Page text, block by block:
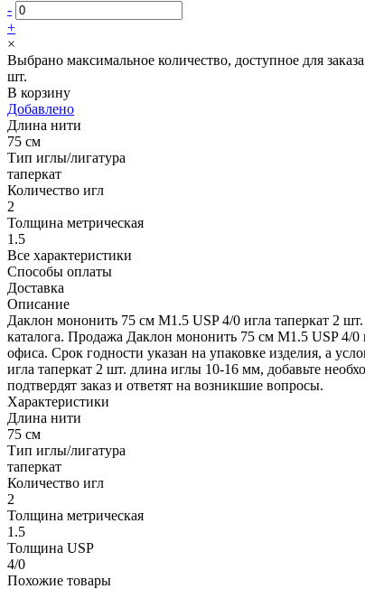
-
+
×
Выбрано максимальное количество, доступное для заказа
шт.
В корзину
Добавлено
Длина нити
75 см
Тип иглы/лигатура
таперкат
Количество игл
2
Толщина метрическая
1.5
Все характеристики
Способы оплаты
Доставка
Описание
Даклон мононить 75 см М1.5 USP 4/0 игла таперкат 2
каталога. Продажа Даклон мононить 75 см М1.5 USP 4/
офиса. Срок годности указан на упаковке изделия, а
игла таперкат 2 шт. длина иглы 10-16 мм, добавьте
подтвердят заказ и ответят на возникшие вопросы.
Характеристики
Длина нити
75 см
Тип иглы/лигатура
таперкат
Количество игл
2
Толщина метрическая
1.5
Толщина USP
4/0
Похожие товары